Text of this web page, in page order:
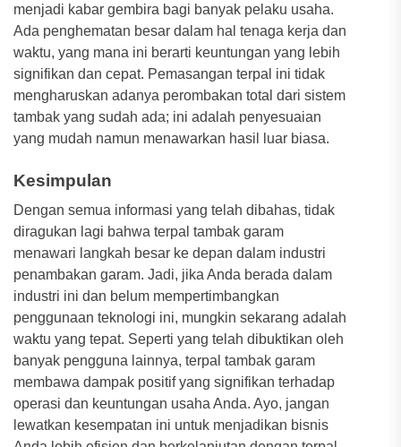
menjadi kabar gembira bagi banyak pelaku usaha.
Ada penghematan besar dalam hal tenaga kerja dan
waktu, yang mana ini berarti keuntungan yang lebih
signifikan dan cepat. Pemasangan terpal ini tidak
mengharuskan adanya perombakan total dari sistem
tambak yang sudah ada; ini adalah penyesuaian
yang mudah namun menawarkan hasil luar biasa.
Kesimpulan
Dengan semua informasi yang telah dibahas, tidak
diragukan lagi bahwa terpal tambak garam
menawari langkah besar ke depan dalam industri
penambakan garam. Jadi, jika Anda berada dalam
industri ini dan belum mempertimbangkan
penggunaan teknologi ini, mungkin sekarang adalah
waktu yang tepat. Seperti yang telah dibuktikan oleh
banyak pengguna lainnya, terpal tambak garam
membawa dampak positif yang signifikan terhadap
operasi dan keuntungan usaha Anda. Ayo, jangan
lewatkan kesempatan ini untuk menjadikan bisnis